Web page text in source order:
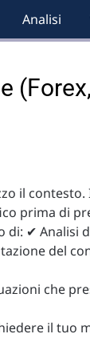
Analisi
il
prima di
di: ✔ Analisi
del
che
il tuo